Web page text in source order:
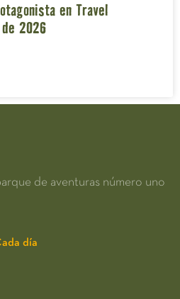
en Travel
2026
de aventuras número uno
día